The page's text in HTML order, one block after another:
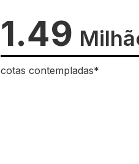
1.49
cotas contempladas*